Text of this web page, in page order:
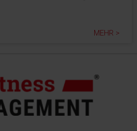
MEHR >